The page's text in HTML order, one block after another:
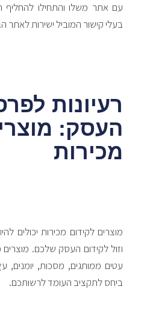
עם אתר משלו והתחילו
בעלי קישור המוביל ישירות לאתר
רעיונות
העסק:
מכירות
מוצרים לקידום מכירות יכולים
וזול לקידום העסק שלכם. מוצרים
עטים ממותגים, מסכות, יומנים,
ביחס לתקציב העומד לרשותכם.